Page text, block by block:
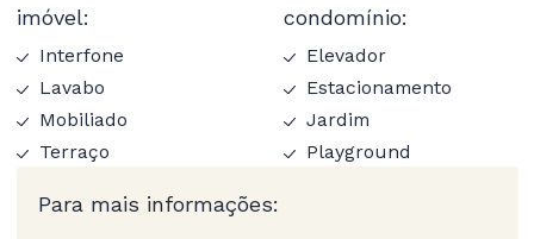
imóvel:
Interfone
Lavabo
Mobiliado
Terraço
condomínio:
Elevador
Estacionamento
Jardim
Playground
Para mais informações: